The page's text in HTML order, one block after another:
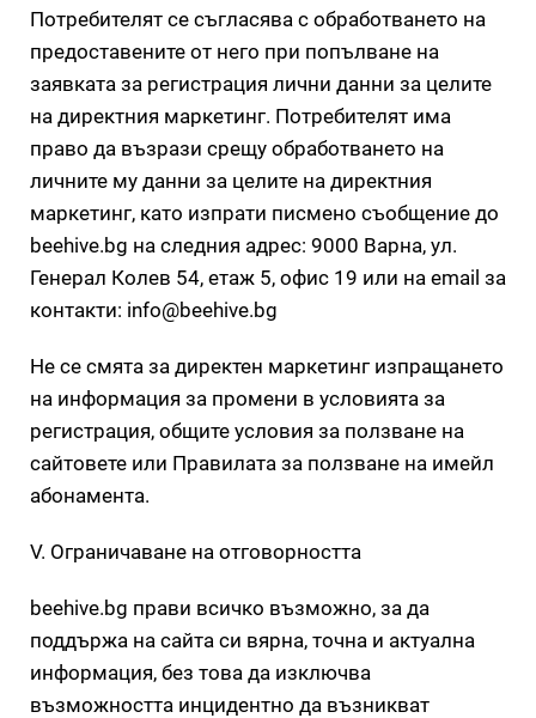
Потребителят се съгласява с обработването на
предоставените от него при попълване на
заявката за регистрация лични данни за целите
на директния маркетинг. Потребителят има
право да възрази срещу обработването на
личните му данни за целите на директния
маркетинг, като изпрати писмено съобщение до
beehive.bg на следния адрес: 9000 Варна, ул.
Генерал Колев 54, етаж 5, офис 19 или на email за
контакти: info@beehive.bg
Не се смята за директен маркетинг изпращането
на информация за промени в условията за
регистрация, общите условия за ползване на
сайтовете или Правилата за ползване на имейл
абонамента.
V. Ограничаване на отговорността
beehive.bg прави всичко възможно, за да
поддържа на сайта си вярна, точна и актуална
информация, без това да изключва
възможността инцидентно да възникват